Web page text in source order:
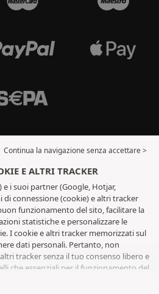
Continua la navigazione senza accettare >
E ALTRI TRACKER
e i suoi partner (Google, Hotjar,
connessione (cookie) e altri tracker
funzionamento del sito, facilitare la
statistiche e personalizzare le
I cookie e altri tracker memorizzati sul
dati personali. Pertanto, non
tracker senza il tuo consenso libero e
che essenziali per il funzionamento del
alla